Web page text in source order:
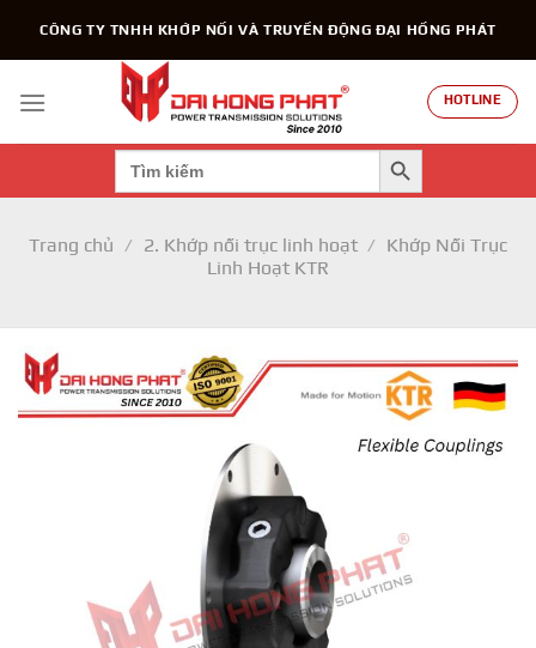
dung
CÔNG TY TNHH KHỚP NỐI VÀ TRUYỀN ĐỘNG ĐẠI HỒNG PHÁT
HOTLINE
Search
for:
SEARCH BUTTON
Trang chủ / 2. Khớp nối trục linh hoạt / Khớp Nối Trục
Linh Hoạt KTR